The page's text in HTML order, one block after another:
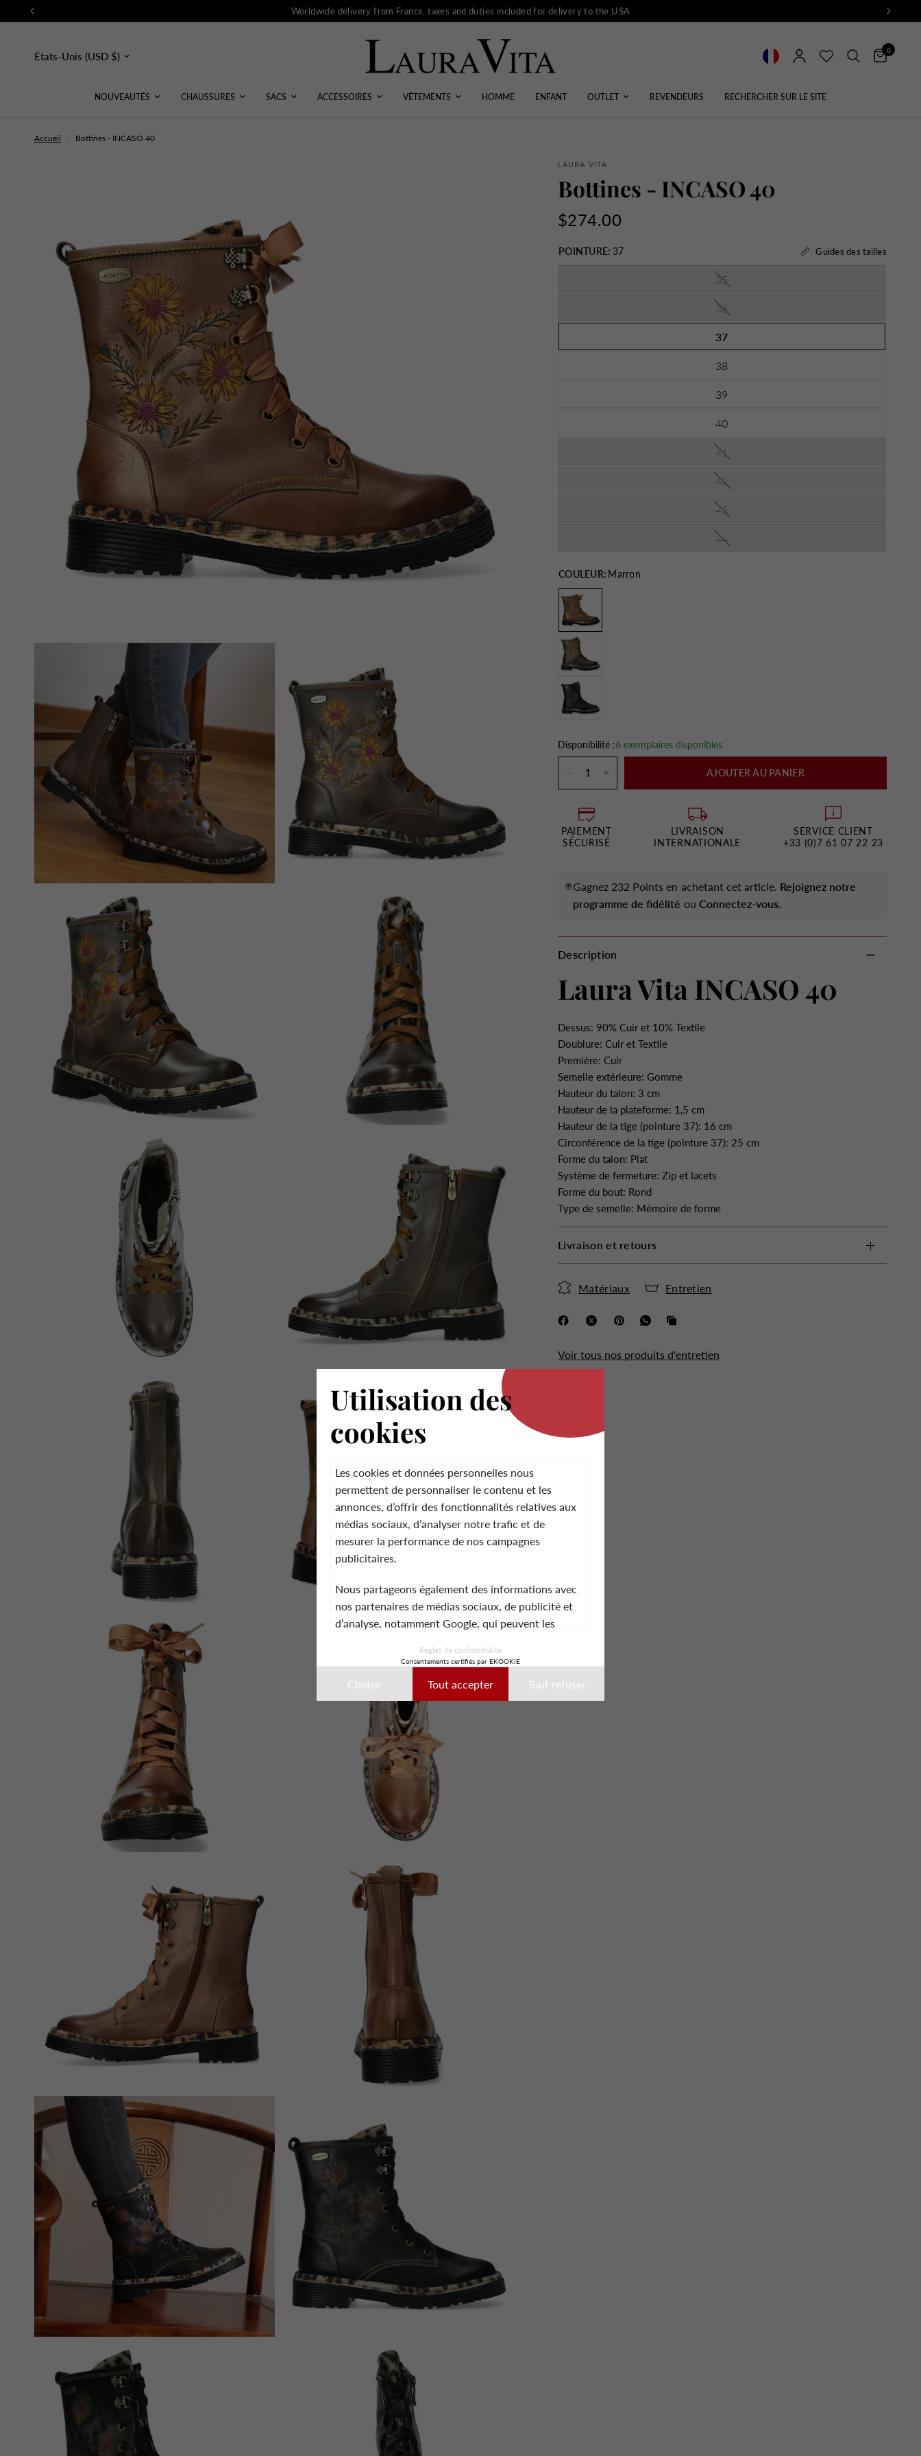
Worldwide delivery from France, taxes and duties included for delivery to the USA
Mettre
à
0
NOUVEAUTÉS CHAUSSURES SACS ACCESSOIRES VÊTEMENTS HOMME ENFANT OUTLET REVENDEURS RECHERCHER SUR LE SITE
Accueil Bottines - INCASO 40
LAURA VITA
Bottines - INCASO 40
$274.00
POINTURE: 37 Guides des tailles
35
36
37
38
39
40
41
42
43
44
COULEUR: Marron
Disponibilité :6 exemplaires disponibles
AJOUTER AU PANIER
PAIEMENT
SÉCURISÉ
LIVRAISON
INTERNATIONALE
SERVICE CLIENT
+33 (0)7 61 07 22 23
Gagnez 232 Points en achetant cet article. Rejoignez notre
programme de fidélité ou Connectez-vous.
Description
Laura Vita INCASO 40
Dessus: 90% Cuir et 10% Textile
Doublure: Cuir et Textile
Première: Cuir
Semelle extérieure: Gomme
Hauteur du talon: 3 cm
Hauteur de la plateforme: 1,5 cm
Hauteur de la tige (pointure 37): 16 cm
Circonférence de la tige (pointure 37): 25 cm
Forme du talon: Plat
Système de fermeture: Zip et lacets
Forme du bout: Rond
Type de semelle: Mémoire de forme
Livraison et retours
Matériaux Entretien
Voir tous nos produits d'entretien
Utilisation des
cookies
Les cookies et données personnelles nous
permettent de personnaliser le contenu et les
annonces, d’offrir des fonctionnalités relatives aux
médias sociaux, d’analyser notre trafic et de
mesurer la performance de nos campagnes
publicitaires.
Nous partageons également des informations avec
nos partenaires de médias sociaux, de publicité et
d’analyse, notamment Google, qui peuvent les
avez fournies ou qu’ils ont collectées lors de votre
Ces données peuvent notamment être utilisées à
des fins de personnalisation des annonces. Vous
pouvez accepter, refuser ou personnaliser vos choix
à tout moment.
Règles de confidentialité
Consentements certifiés par EKOOKIE
Choisir Tout accepter Tout refuser